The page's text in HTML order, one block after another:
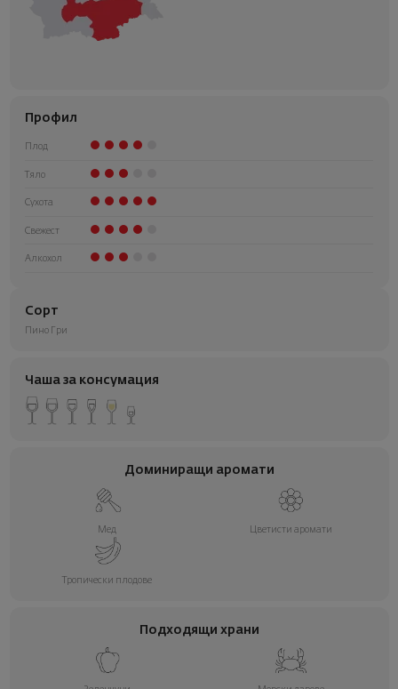
Профил
Плод
Тяло
Сухота
Свежест
Алкохол
Сорт
Пино Гри
Чаша за консумация
Доминиращи аромати
Мед Цветисти аромати
Тропически плодове
Подходящи храни